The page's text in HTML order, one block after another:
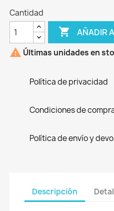
Cantidad
 AÑADIR
 Últimas unidades en
Política de privacidad
Condiciones de
Política de envío y
Descripción